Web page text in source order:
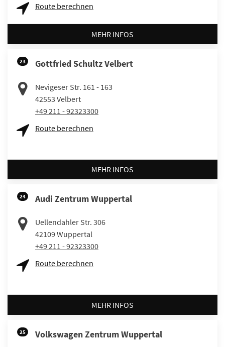
Route berechnen
MEHR INFOS
23 Gottfried Schultz Velbert
Nevigeser Str. 161 - 163
42553 Velbert
+49 211 - 92323300
Route berechnen
MEHR INFOS
24 Audi Zentrum Wuppertal
Uellendahler Str. 306
42109Wuppertal
+49 211 - 92323300
Route berechnen
MEHR INFOS
25 Volkswagen Zentrum Wuppertal